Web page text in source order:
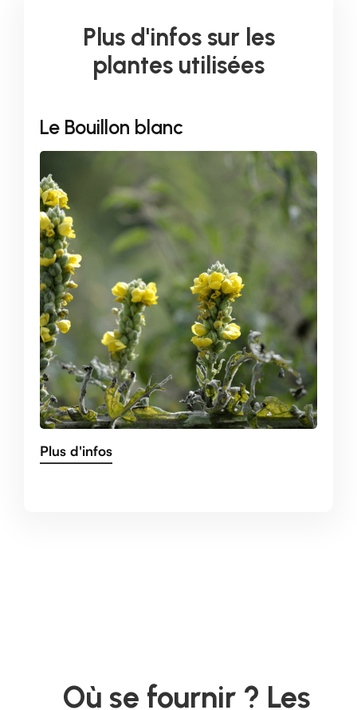
Plus d'infos sur les
plantes utilisées
Le Bouillon blanc
Plus d'infos
Où se fournir ? Les